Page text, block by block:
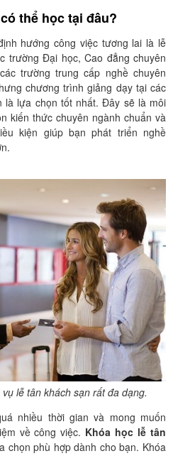
thể học tại đâu?
hướng công việc tương lai là lễ
trường Đại học, Cao đẳng chuyên
trường trung cấp nghề chuyên
chương trình giảng dạy tại các
là lựa chọn tốt nhất. Đây sẽ là môi
kiến thức chuyên ngành chuẩn và
kiện giúp bạn phát triển nghề
lễ tân khách sạn rất đa dạng.
nhiều thời gian và mong muốn
về công việc. Khóa học lễ tân
chọn phù hợp dành cho bạn. Khóa